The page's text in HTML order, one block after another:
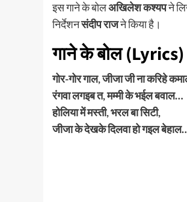
इस गाने के बोलअखिलेश कश्यपने
निर्देशनसंदीप राजने किया है।
गाने के बोल (Lyrics)
गोर-गोर गाल, जीजा जी ना करिहे
रंगवा लगइब त, मम्मी के भईल बवाल…
होलिया में मस्ती, भरल बा सिटी,
जीजा के देखके दिलवा हो गइल